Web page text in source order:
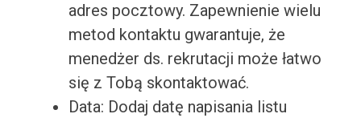
adres pocztowy. Zapewnienie wielu
metod kontaktu gwarantuje, że
menedżer ds. rekrutacji może łatwo
się z Tobą skontaktować.
Data: Dodaj datę napisania listu